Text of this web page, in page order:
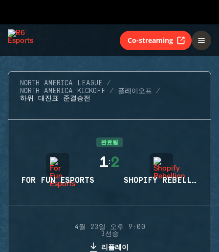
Co-streaming
NORTH AMERICA LEAGUE
NORTH AMERICA KICKOFF
플레이오프
하위 대진표 준결승전
완료됨
FOR FUN ESPORTS
1:2
SHOPIFY REBELLION
4월 23일 오후 9:00
3선승
리플레이